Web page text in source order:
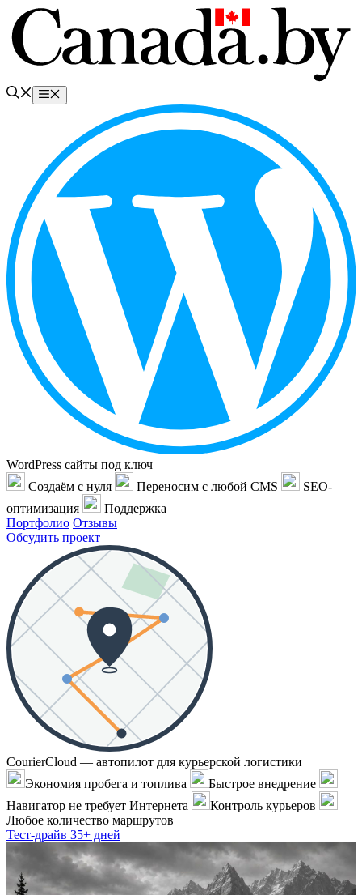
Перейти
содержимому
Меню
WordPress сайты под ключ
Создаём с нуля
Переносим с любой CMS
SEO-
оптимизация
Поддержка
Портфолио Отзывы
Обсудить проект
CourierCloud — автопилот для курьерской логистики
Экономия пробега и топлива
Быстрое внедрение
Навигатор не требует Интернета
Контроль курьеров
Любое количество маршрутов
Тест-драйв 35+ дней